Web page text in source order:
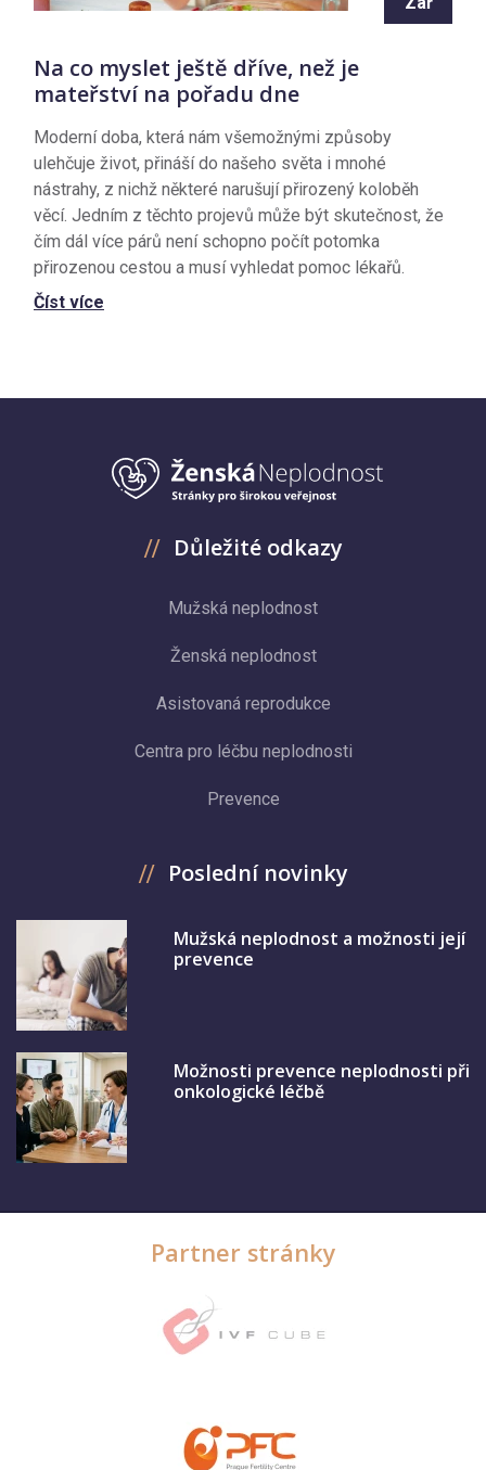
Na co myslet ještě dříve, než je
mateřství na pořadu dne
Moderní doba, která nám všemožnými způsoby
ulehčuje život, přináší do našeho světa i mnohé
nástrahy, z nichž některé narušují přirozený koloběh
věcí. Jedním z těchto projevů může být skutečnost, že
čím dál více párů není schopno počít potomka
přirozenou cestou a musí vyhledat pomoc lékařů.
Číst více
Důležité odkazy
Mužská neplodnost
Ženská neplodnost
Asistovaná reprodukce
Centra pro léčbu neplodnosti
Prevence
Poslední novinky
Mužská neplodnost a možnosti její
prevence
Možnosti prevence neplodnosti při
onkologické léčbě
Partner stránky